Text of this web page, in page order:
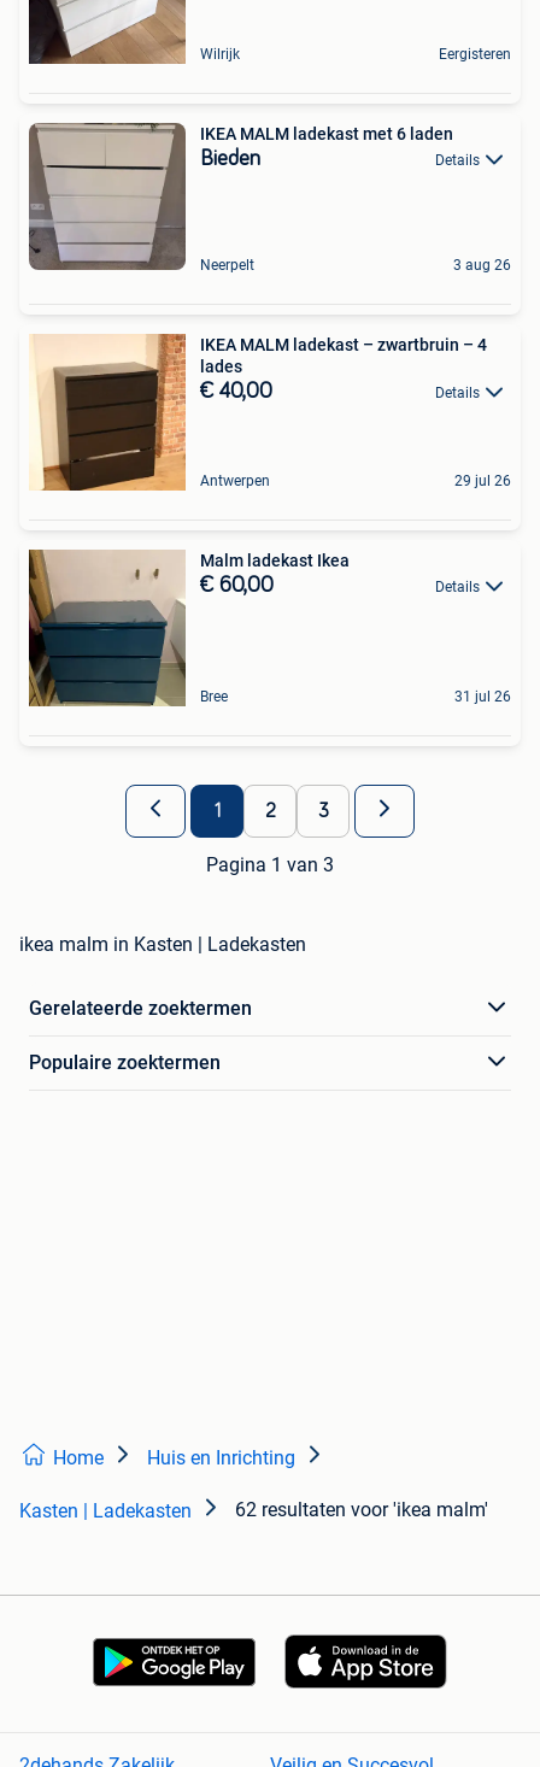
Wilrijk Eergisteren
IKEA MALM ladekast met 6 laden
Bieden Details
Neerpelt 3 aug 26
IKEA MALM ladekast – zwartbruin – 4
lades
€ 40,00 Details
Antwerpen 29 jul 26
Malm ladekast Ikea
€ 60,00 Details
Bree 31 jul 26
1 2 3
Pagina 1 van 3
ikea malm in Kasten | Ladekasten
Gerelateerde zoektermen
Populaire zoektermen
Home Huis en Inrichting
Kasten | Ladekasten 62 resultaten voor 'ikea malm'